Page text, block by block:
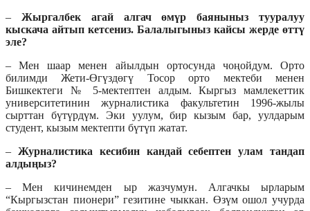
– Жыргалбек агай алгач өмүр баяныныз тууралуу
кыскача айтып кетсениз. Балалыгыныз кайсы жерде өттү
эле?
– Мен шаар менен айылдын ортосунда чоңойдум. Орто
билимди Жети-Өгүздөгү Тосор орто мектеби менен
Бишкектеги № 5-мектептен алдым. Кыргыз мамлекеттик
университетинин журналистика факультетин 1996-жылы
сырттан бүтүрдүм. Эки уулум, бир кызым бар, уулдарым
студент, кызым мектепти бүтүп жатат.
– Журналистика кесибин кандай себептен улам тандап
алдыңыз?
– Мен кичинемден ыр жазчумун. Алгачкы ырларым
“Кыргызстан пионери” гезитине чыккан. Өзүм ошол учурда